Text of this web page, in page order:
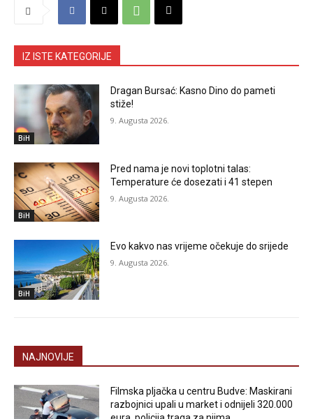
IZ ISTE KATEGORIJE
BiH
Dragan Bursać: Kasno Dino do pameti
stiže!
9. Augusta 2026.
BiH
Pred nama je novi toplotni talas:
Temperature će dosezati i 41 stepen
9. Augusta 2026.
BiH
Evo kakvo nas vrijeme očekuje do srijede
9. Augusta 2026.
NAJNOVIJE
Filmska pljačka u centru Budve: Maskirani
razbojnici upali u market i odnijeli 320.000